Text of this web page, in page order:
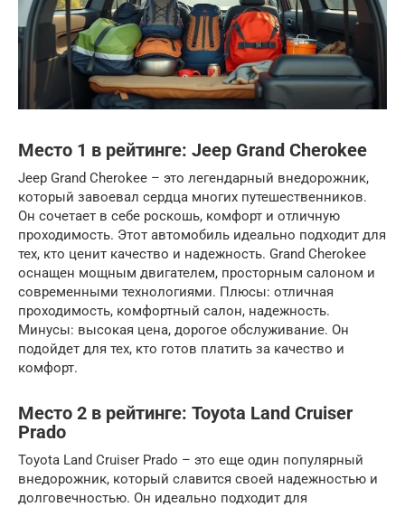
Место 1 в рейтинге: Jeep Grand Cherokee
Jeep Grand Cherokee – это легендарный внедорожник,
который завоевал сердца многих путешественников.
Он сочетает в себе роскошь, комфорт и отличную
проходимость. Этот автомобиль идеально подходит для
тех, кто ценит качество и надежность. Grand Cherokee
оснащен мощным двигателем, просторным салоном и
современными технологиями. Плюсы: отличная
проходимость, комфортный салон, надежность.
Минусы: высокая цена, дорогое обслуживание. Он
подойдет для тех, кто готов платить за качество и
комфорт.
Место 2 в рейтинге: Toyota Land Cruiser
Prado
Toyota Land Cruiser Prado – это еще один популярный
внедорожник, который славится своей надежностью и
долговечностью. Он идеально подходит для